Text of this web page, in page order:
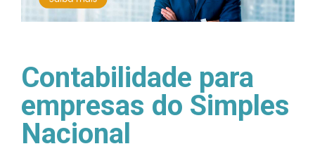
Contabilidade para
empresas do Simples
Nacional